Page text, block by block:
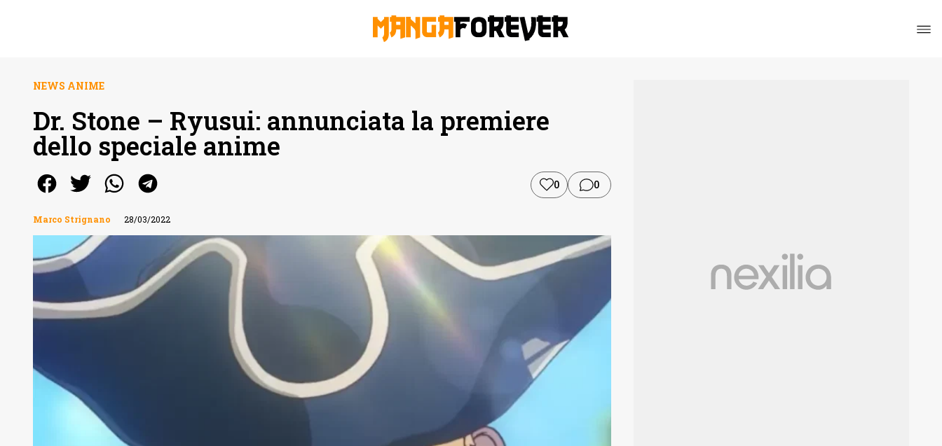
NEWS ANIME
Dr. Stone – Ryusui: annunciata la premiere
dello speciale anime
0 0
Marco Strignano 28/03/2022